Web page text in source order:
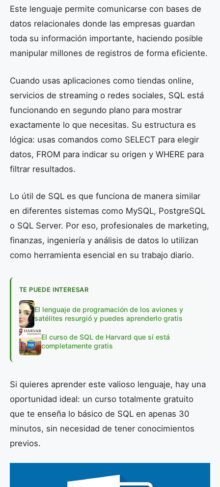
Este lenguaje permite comunicarse con bases de
datos relacionales donde las empresas guardan
toda su información importante, haciendo posible
manipular millones de registros de forma eficiente.
Cuando usas aplicaciones como tiendas online,
servicios de streaming o redes sociales, SQL está
funcionando en segundo plano para mostrar
exactamente lo que necesitas. Su estructura es
lógica: usas comandos como SELECT para elegir
datos, FROM para indicar su origen y WHERE para
filtrar resultados.
Lo útil de SQL es que funciona de manera similar
en diferentes sistemas como MySQL, PostgreSQL
o SQL Server. Por eso, profesionales de marketing,
finanzas, ingeniería y análisis de datos lo utilizan
como herramienta esencial en su trabajo diario.
TE PUEDE INTERESAR
El lenguaje de programación de los aviones y
satélites resurgió y puedes aprenderlo gratis
El curso de SQL de Harvard que sí está
completamente gratis
Si quieres aprender este valioso lenguaje, hay una
oportunidad ideal: un curso totalmente gratuito
que te enseña lo básico de SQL en apenas 30
minutos, sin necesidad de tener conocimientos
previos.